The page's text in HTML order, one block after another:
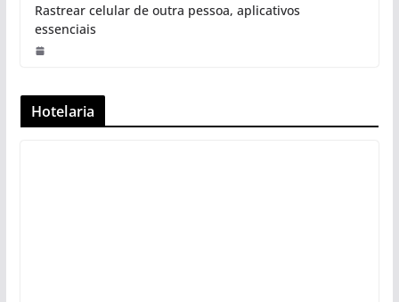
Rastrear celular de outra pessoa, aplicativos
essenciais
Hotelaria